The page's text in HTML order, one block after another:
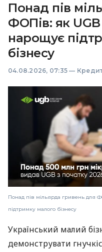
Понад пів
ФОПів: як
нарощує
бізнесу
04.08.2026, 07:35 —
Понад пів мільярда гривень для
підтримку малого бізнесу
Український малий
демонструвати